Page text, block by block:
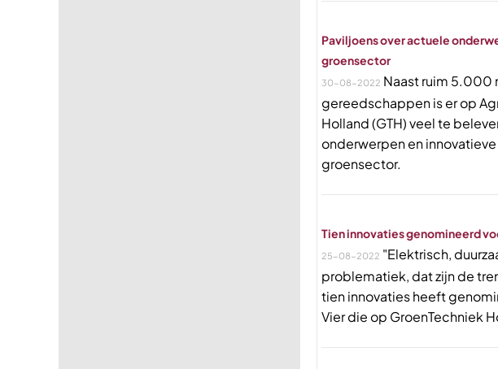
Paviljoens over actuele
groensector
30-08-2022 Naast ruim 5.000
gereedschappen is er op
Holland (GTH) veel te
onderwerpen en
groensector.
Tien innovaties genomineerd
25-08-2022 "Elektrisch,
problematiek, dat zijn de
tien innovaties heeft
Vier die op GroenTechniek